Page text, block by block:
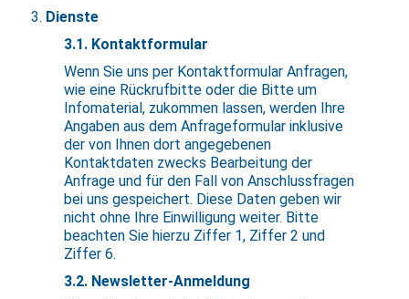
Dienste
3.1. Kontaktformular
Wenn Sie uns per Kontaktformular Anfragen,
wie eine Rückrufbitte oder die Bitte um
Infomaterial, zukommen lassen, werden Ihre
Angaben aus dem Anfrageformular inklusive
der von Ihnen dort angegebenen
Kontaktdaten zwecks Bearbeitung der
Anfrage und für den Fall von Anschlussfragen
bei uns gespeichert. Diese Daten geben wir
nicht ohne Ihre Einwilligung weiter. Bitte
beachten Sie hierzu Ziffer 1, Ziffer 2 und
Ziffer 6.
3.2. Newsletter-Anmeldung